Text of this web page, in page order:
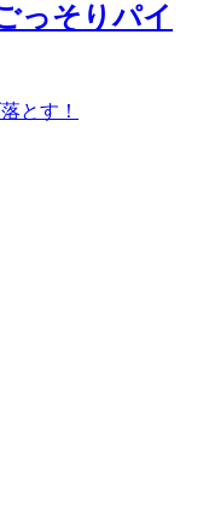
っそりパイ
とす！